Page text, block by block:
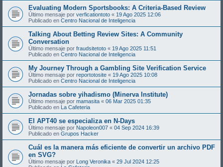
Evaluating Modern Sportsbooks: A Criteria-Based Review
Último mensaje por verficationtoto « 19 Ago 2025 12:06
Publicado en Centro Nacional de Inteligencia
Talking About Betting Review Sites: A Community
Conversation
Último mensaje por fraudsitetoto « 19 Ago 2025 11:51
Publicado en Centro Nacional de Inteligencia
My Journey Through a Gambling Site Verification Service
Último mensaje por reportotosite « 19 Ago 2025 10:08
Publicado en Centro Nacional de Inteligencia
Jornadas sobre yihadismo (Minerva Institute)
Último mensaje por mamasita « 06 Mar 2025 01:35
Publicado en La Cafeteria
El APT40 se especializa en N-Days
Último mensaje por Napoleon007 « 04 Sep 2024 16:39
Publicado en Grupos Hacker
Cuál es la manera más eficiente de convertir un archivo PDF
en SVG?
Último mensaje por Long Veronika « 29 Jul 2024 12:25